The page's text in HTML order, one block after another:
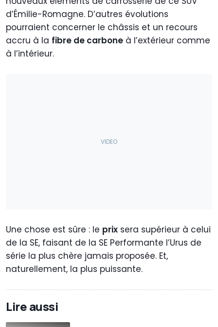
d’Émilie-Romagne. D’autres évolutions
pourraient concerner le châssis et un recours
accru à la fibre de carbone à l’extérieur comme
à l’intérieur.
Une chose est sûre : le prix sera supérieur à celui
de la SE, faisant de la SE Performante l’Urus de
série la plus chère jamais proposée. Et,
naturellement, la plus puissante.
Lire aussi